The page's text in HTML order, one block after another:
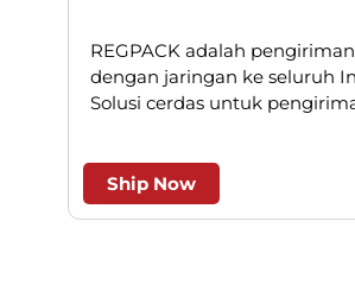
Dapatkan Harga
Isi formulir di bawah